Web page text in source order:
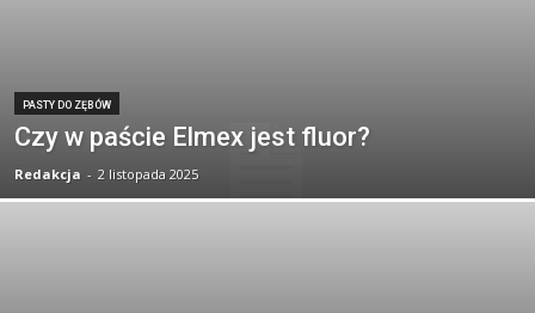
PASTY DO ZĘBÓW
Czy w paście Elmex jest fluor?
Redakcja - 2 listopada 2025